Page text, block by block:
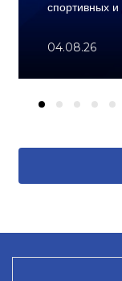
спортивных
04.08.26